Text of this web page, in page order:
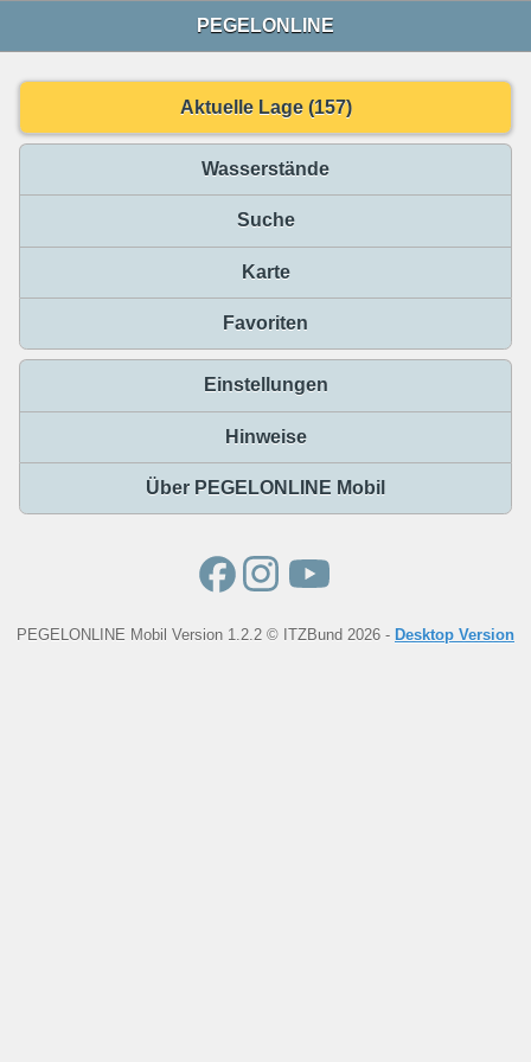
PEGELONLINE
Aktuelle Lage (157)
Wasserstände
Suche
Karte
Favoriten
Einstellungen
Hinweise
Über PEGELONLINE Mobil
PEGELONLINE Mobil Version 1.2.2 © ITZBund 2026 - Desktop Version